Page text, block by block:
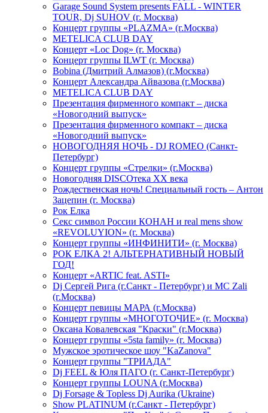
Garage Sound System presents FALL - WINTER
TOUR, Dj SUHOV (г. Москва)
Концерт группы «PLAZMA» (г.Москва)
METELICA CLUB DAY
Концерт «Loc Dog» (г. Москва)
Концерт группы ILWT (г. Москва)
Bobina (Дмитрий Алмазов) (г.Москва)
Концерт Александра Айвазова (г.Москва)
METELICA CLUB DAY
Презентация фирменного компакт – диска
«Новогодний выпуск»
Презентация фирменного компакт – диска
«Новогодний выпуск»
НОВОГОДНЯЯ НОЧЬ - DJ ROMEO (Санкт-
Петербург)
Концерт группы «Стрелки» (г.Москва)
Новогодняя DISCOтека ХХ века
Рождественская ночь! Специальный гость – Антон
Зацепин (г. Москва)
Рок Елка
Секс символ России КОНАН и real mens show
«REVOLUYION» (г. Москва)
Концерт группы «ИНФИНИТИ» (г. Москва)
РОК ЕЛКА 2! АЛЬТЕРНАТИВНЫЙ НОВЫЙ
ГОД!
Концерт «ARTIC feat. ASTI»
Dj Сергей Рига (г.Санкт - Петербург) и MC Zali
(г.Москва)
Концерт певицы МАРА (г.Москва)
Концерт группы «МНОГОТОЧИЕ» (г. Москва)
Оксана Ковалевская "Краски" (г.Москва)
Концерт группы «5sta family» (г. Москва)
Мужское эротическое шоу "KaZanova"
Концерт группы "ТРИАДА"
Dj FEEL & Юля ПАГО (г. Санкт-Петербург)
Концерт группы LOUNA (г.Москва)
Dj Forsage & Topless Dj Aurika (Ukraine)
Show PLATINUM (г.Санкт - Петербург)